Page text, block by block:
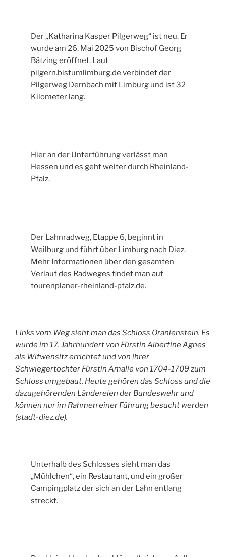
Der „Katharina Kasper Pilgerweg“ ist neu. Er
wurde am 26. Mai 2025 von Bischof Georg
Bätzing eröffnet. Laut
pilgern.bistumlimburg.de verbindet der
Pilgerweg Dernbach mit Limburg und ist 32
Kilometer lang.
Hier an der Unterführung verlässt man
Hessen und es geht weiter durch Rheinland-
Pfalz.
Der Lahnradweg, Etappe 6, beginnt in
Weilburg und führt über Limburg nach Diez.
Mehr Informationen über den gesamten
Verlauf des Radweges findet man auf
tourenplaner-rheinland-pfalz.de.
Links vom Weg sieht man das Schloss Oranienstein. Es
wurde im 17. Jahrhundert von Fürstin Albertine Agnes
als Witwensitz errichtet und von ihrer
Schwiegertochter Fürstin Amalie von 1704-1709 zum
Schloss umgebaut. Heute gehören das Schloss und die
dazugehörenden Ländereien der Bundeswehr und
können nur im Rahmen einer Führung besucht werden
(stadt-diez.de).
Unterhalb des Schlosses sieht man das
„Mühlchen“, ein Restaurant, und ein großer
Campingplatz der sich an der Lahn entlang
streckt.